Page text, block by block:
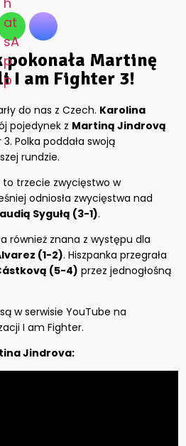
pokonała Martinę
I am Fighter 3!
do nas z Czech. Karolina
pojedynek z Martiną Jindrovą
Polka poddała swoją
rundzie.
to trzecie zwycięstwo w
odniosła zwycięstwa nad
Sygułą (3-1).
również znana z występu dla
(1-2). Hiszpanka przegrała
(5-4) przez jednogłośną
w serwisie YouTube na
I am Fighter.
Jindrova: